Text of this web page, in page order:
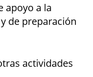
apoyo a la
de preparación
actividades